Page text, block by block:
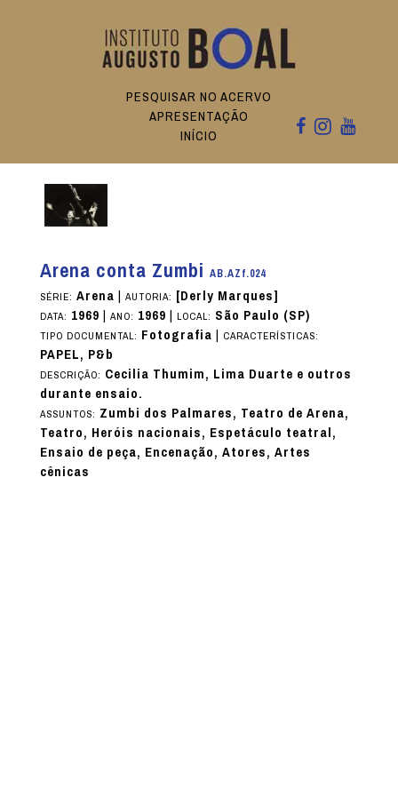
PESQUISAR NO ACERVO
APRESENTAÇÃO
INÍCIO
Arena conta Zumbi AB.AZf.024
SÉRIE: Arena| AUTORIA: [Derly Marques]
DATA: 1969| ANO: 1969| LOCAL: São Paulo (SP)
TIPO DOCUMENTAL: Fotografia| CARACTERÍSTICAS:
PAPEL, P&b
DESCRIÇÃO: Cecilia Thumim, Lima Duarte e outros
durante ensaio.
ASSUNTOS: Zumbi dos Palmares, Teatro de Arena,
Teatro, Heróis nacionais, Espetáculo teatral,
Ensaio de peça, Encenação, Atores, Artes
cênicas